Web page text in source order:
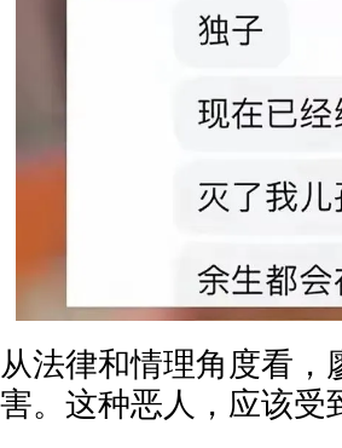
从法律和情理角度看
害。这种恶人，应该受